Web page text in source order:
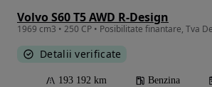
Volvo S60 T5 AWD R-Design
Detalii verificate
193 192 km Benzina